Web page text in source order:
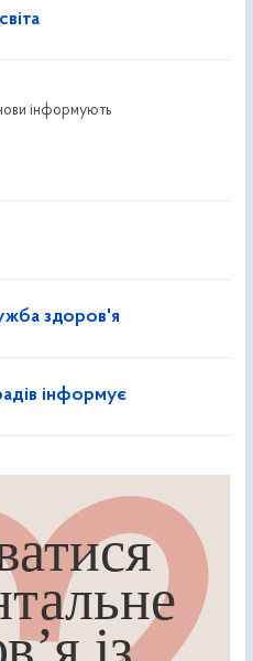
інформують
здоров'я
інформує